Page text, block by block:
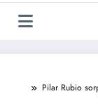
Pilar Rubio